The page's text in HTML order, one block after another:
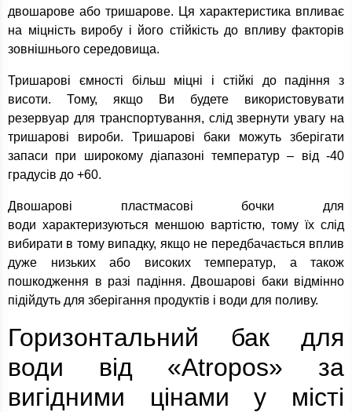
двошарове або тришарове. Ця характеристика впливає
на міцність виробу і його стійкість до впливу факторів
зовнішнього середовища.
Тришарові ємності більш міцні і стійкі до падіння з
висоти. Тому, якщо Ви будете використовувати
резервуар для транспортування, слід звернути увагу на
тришарові вироби. Тришарові баки можуть зберігати
запаси при широкому діапазоні температур – від -40
градусів до +60.
Двошарові пластмасові бочки для
води характеризуються меншою вартістю, тому їх слід
вибирати в тому випадку, якщо не передбачається вплив
дуже низьких або високих температур, а також
пошкодження в разі падіння. Двошарові баки відмінно
підійдуть для зберігання продуктів і води для поливу.
Горизонтальний бак для
води від «Atropos» за
вигідними цінами у місті